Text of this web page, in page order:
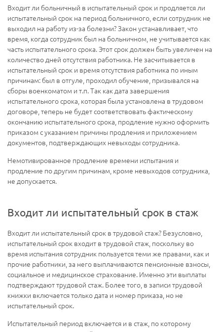
Входит ли больничный в испытательный срок и продляется ли
испытательный срок на период больничного, если сотрудник не
выходил на работу из-за болезни? Закон устанавливает, что
время, когда сотрудник был на больничном, не учитывается как
часть испытательного срока. Этот срок должен быть увеличен на
количество дней отсутствия работника. Не засчитывается в
испытательный срок и время отсутствия работника по иным
причинам: был в отгуле, проходил обучение, призывался на
сборы военкоматом и т.п. Так как дата завершения
испытательного срока, которая была установлена в трудовом
договоре, теперь не будет соответствовать фактическому
окончанию испытательного срока, продление нужно оформить
приказом с указанием причины продления и приложением
документов, подтверждающих невыходы сотрудника.
Немотивированное продление времени испытания и
продление по другим причинам, кроме невыходов сотрудника,
не допускается.
Входит ли испытательный срок в стаж
Входит ли испытательный срок в трудовой стаж? Безусловно,
испытательный срок входит в трудовой стаж, поскольку во
время испытания сотрудник пользуется теми же правами, как и
прочие работники, за него выплачиваются пенсионные взносы,
социальное и медицинское страхование. Именно эти выплаты
подтверждают трудовой стаж. Более того, в записи трудовой
книжки включается только дата и номер приказа, но не
испытательный срок.
Испытательный период включается и в стаж, по которому